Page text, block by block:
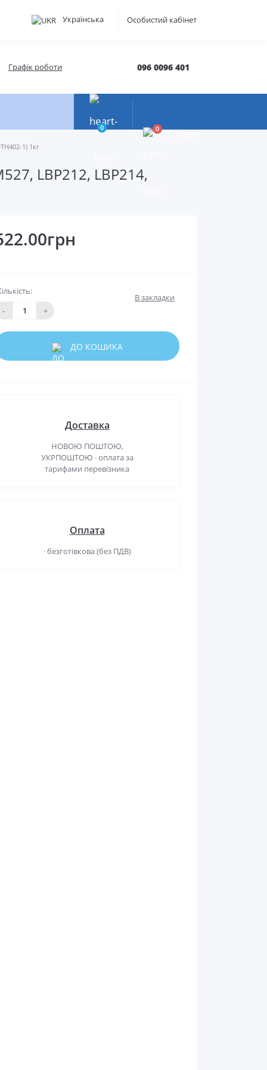
Українська Особистий кабінет
Графік роботи 096 0096 401
0 0
1) 1кг
LBP212, LBP214,
-
+
В закладки
ДО КОШИКА
Доставка
НОВОЮ ПОШТОЮ,
УКРПОШТОЮ · оплата за
тарифами перевізника
Оплата
· безготівкова (без ПДВ)